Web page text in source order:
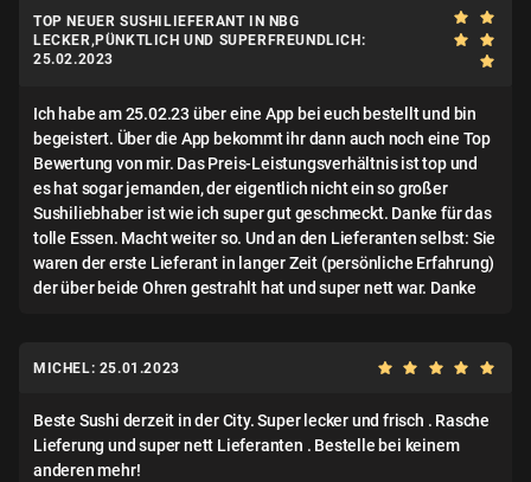
TOP NEUER SUSHILIEFERANT IN NBG
LECKER,PÜNKTLICH UND SUPERFREUNDLICH:
25.02.2023
Ich habe am 25.02.23 über eine App bei euch bestellt und bin
begeistert. Über die App bekommt ihr dann auch noch eine Top
Bewertung von mir. Das Preis-Leistungsverhältnis ist top und
es hat sogar jemanden, der eigentlich nicht ein so großer
Sushiliebhaber ist wie ich super gut geschmeckt. Danke für das
tolle Essen. Macht weiter so. Und an den Lieferanten selbst: Sie
waren der erste Lieferant in langer Zeit (persönliche Erfahrung)
der über beide Ohren gestrahlt hat und super nett war. Danke
MICHEL: 25.01.2023
Beste Sushi derzeit in der City. Super lecker und frisch . Rasche
Lieferung und super nett Lieferanten . Bestelle bei keinem
anderen mehr!